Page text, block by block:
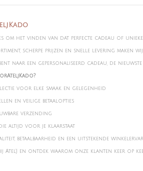
om het vinden van dat perfecte cadeau of
scherpe prijzen en snelle levering maken
naar een gepersonaliseerd cadeau, de
voor elke smaak en gelegenheid
en veilige betaalopties
verzending
altijd voor je klaarstaat
betaalbaarheid en een uitstekende
Atel'J en ontdek waarom onze klanten keer op